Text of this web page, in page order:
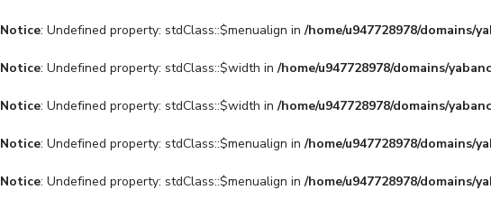
Notice: Undefined property: stdClass::$menualign in/home/u947728978/
Notice: Undefined property: stdClass::$width in/home/u947728978/domains/
Notice: Undefined property: stdClass::$width in/home/u947728978/domains/
Notice: Undefined property: stdClass::$menualign in/home/u947728978/
Notice: Undefined property: stdClass::$menualign in/home/u947728978/